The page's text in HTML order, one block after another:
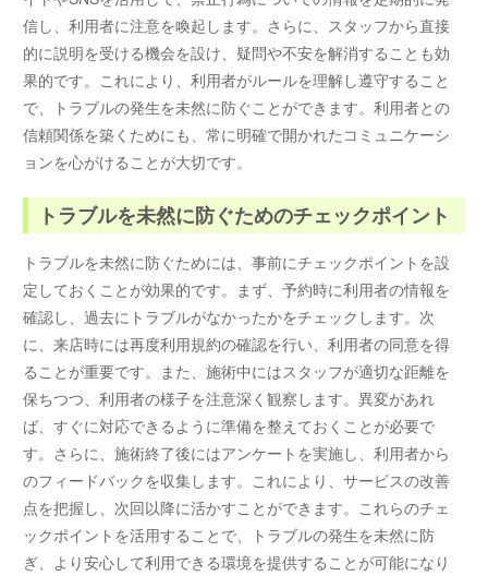
信し、利用者に注意を喚起します。さらに、スタッフから直接
的に説明を受ける機会を設け、疑問や不安を解消することも効
果的です。これにより、利用者がルールを理解し遵守すること
で、トラブルの発生を未然に防ぐことができます。利用者との
信頼関係を築くためにも、常に明確で開かれたコミュニケーシ
ョンを心がけることが大切です。
トラブルを未然に防ぐためのチェックポイント
トラブルを未然に防ぐためには、事前にチェックポイントを設
定しておくことが効果的です。まず、予約時に利用者の情報を
確認し、過去にトラブルがなかったかをチェックします。次
に、来店時には再度利用規約の確認を行い、利用者の同意を得
ることが重要です。また、施術中にはスタッフが適切な距離を
保ちつつ、利用者の様子を注意深く観察します。異変があれ
ば、すぐに対応できるように準備を整えておくことが必要で
す。さらに、施術終了後にはアンケートを実施し、利用者から
のフィードバックを収集します。これにより、サービスの改善
点を把握し、次回以降に活かすことができます。これらのチェ
ックポイントを活用することで、トラブルの発生を未然に防
ぎ、より安心して利用できる環境を提供することが可能になり